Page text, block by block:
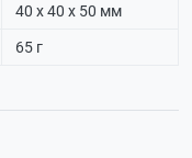
40 х 40 х 50 мм
65 г